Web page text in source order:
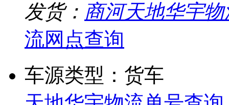
发货： 商河天地华宇
流网点查询
车源类型：货车